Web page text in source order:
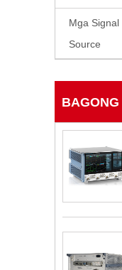
Mga
Source